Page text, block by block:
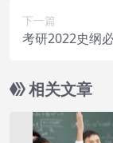
下一篇
考研2022史纲
相关文章